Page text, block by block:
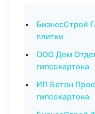
БизнесСтрой
плитки
ООО Дом
гипсокартона
ИП Бетон
гипсокартона